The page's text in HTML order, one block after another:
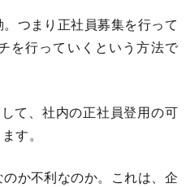
つまり正社員募集を行って
を行っていくという方法で
て、社内の正社員登用の可
す。
か不利なのか。これは、企